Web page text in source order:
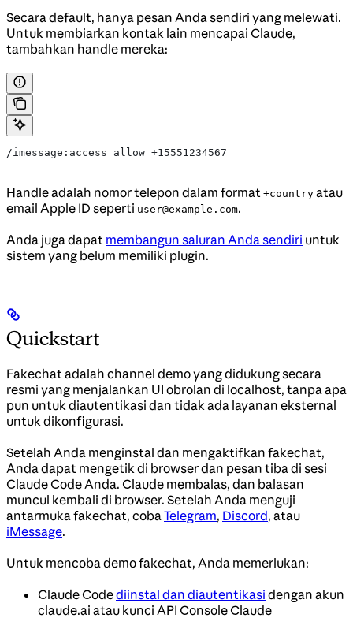
Secara default, hanya pesan Anda sendiri yang melewati.
Untuk membiarkan kontak lain mencapai Claude,
tambahkan handle mereka:
/imessage:access allow +15551234567
Handle adalah nomor telepon dalam format +country atau
email Apple ID seperti user@example.com.
Anda juga dapat membangun saluran Anda sendiri untuk
sistem yang belum memiliki plugin.
Quickstart
Fakechat adalah channel demo yang didukung secara
resmi yang menjalankan UI obrolan di localhost, tanpa apa
pun untuk diautentikasi dan tidak ada layanan eksternal
untuk dikonfigurasi.
Setelah Anda menginstal dan mengaktifkan fakechat,
Anda dapat mengetik di browser dan pesan tiba di sesi
Claude Code Anda. Claude membalas, dan balasan
muncul kembali di browser. Setelah Anda menguji
antarmuka fakechat, cobaTelegram, Discord, atau
iMessage.
Untuk mencoba demo fakechat, Anda memerlukan:
Claude Codediinstal dan diautentikasi dengan akun
claude.ai atau kunci API Console Claude